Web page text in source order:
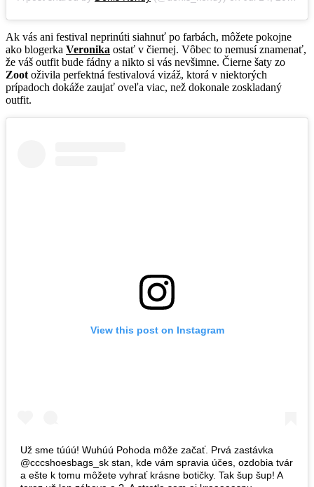
Ak vás ani festival neprinúti siahnuť po farbách, môžete pokojne
ako blogerka Veronika ostať v čiernej. Vôbec to nemusí znamenať,
že váš outfit bude fádny a nikto si vás nevšimne. Čierne šaty zo
Zoot oživila perfektná festivalová vizáž, ktorá v niektorých
prípadoch dokáže zaujať oveľa viac, než dokonale zoskladaný
outfit.
View this post on Instagram
Už sme túúú! Wuhúú Pohoda môže začať. Prvá zastávka
@cccshoesbags_sk stan, kde vám spravia účes, ozdobia tvár
a ešte k tomu môžete vyhrať krásne botičky. Tak šup šup! A